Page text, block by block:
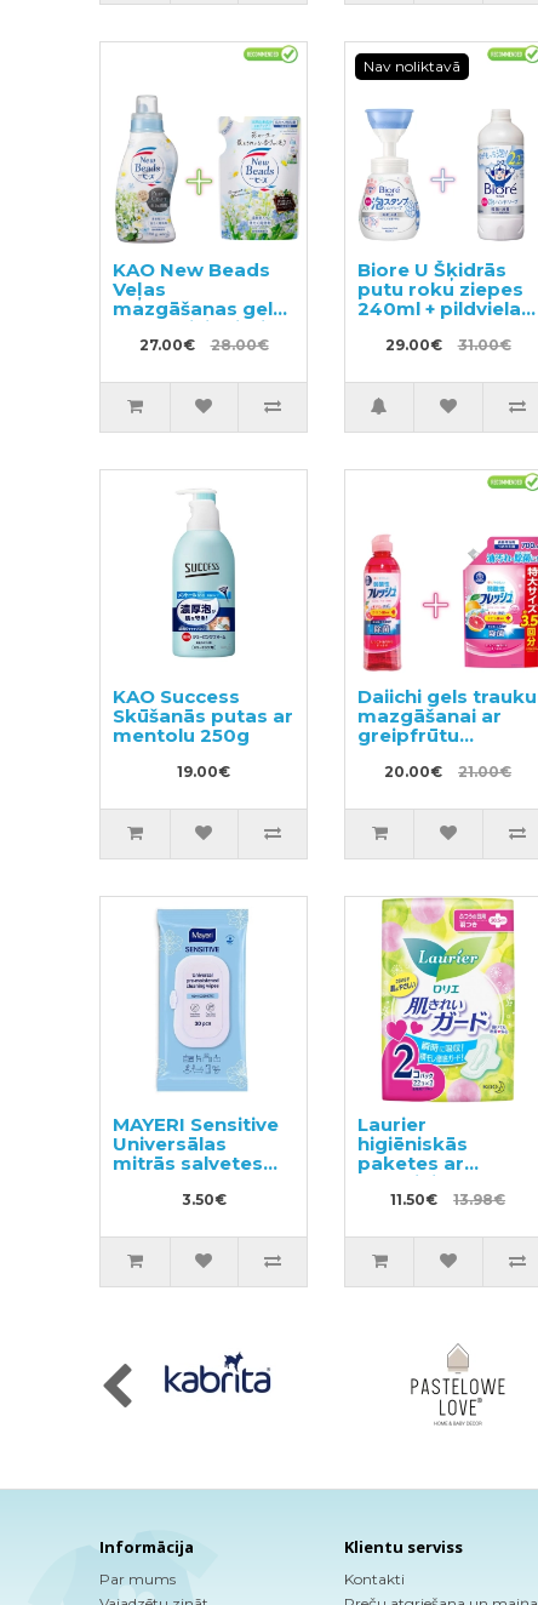
KAO New Beads
Veļas
mazgāšanas gels
ar kondicionieri
740g + pildviela
27.00€ 28.00€
Nav noliktavā
Biore U Šķidrās
putu roku ziepes
240ml + pildviela
29.00€ 31.00€
KAO Success
Skūšanās putas ar
mentolu 250g
19.00€
Daiichi gels trauku
mazgāšanai ar
greipfrūtu
pildviela 700ml
20.00€ 21.00€
MAYERI Sensitive
Universālas
mitrās salvetes
3.50€
Laurier
higiēniskās
paketes ar
spārniņiem
mēreniem
20,5cm 44(22x2)
gab
11.50€ 13.98€
Informācija
Par mums
Klientu serviss
Kontakti